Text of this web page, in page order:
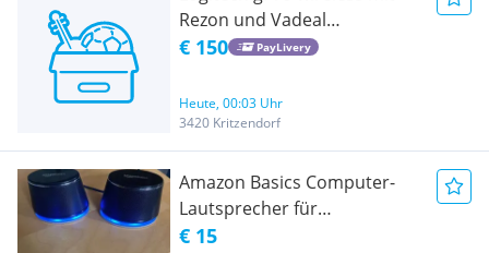
Rezon und Vadeal
Unterschrift
€ 150 PayLivery
Heute, 00:03 Uhr
3420 Kritzendorf
Amazon Basics Computer-
Lautsprecher für
Schreibtisch-PC oder Laptop
€ 15